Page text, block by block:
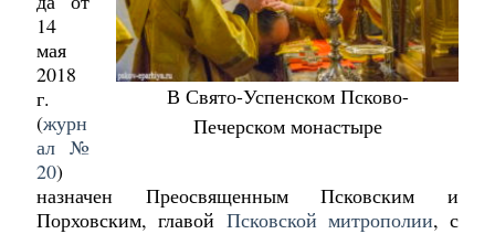
В Свято-Успенском Псково-
Печерском монастыре
14
мая
2018
г.
(журн
ал №
20)
назначен Преосвященным Псковским и
Порховским, главой Псковской митрополии, с